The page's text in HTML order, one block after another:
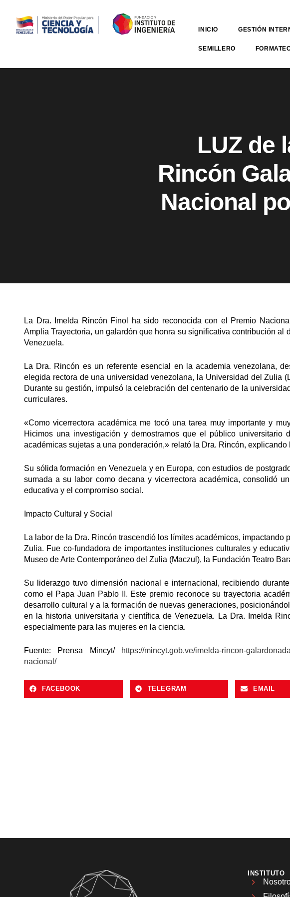
INICIO GESTIÓN
SEMILLERO
LUZ de
Rincón
Nacional
La Dra. Imelda Rincón Finol ha sido reconocida con el Premio
Amplia Trayectoria, un galardón que honra su significativa contribución al
Venezuela.
La Dra. Rincón es un referente esencial en la academia venezolana,
elegida rectora de una universidad venezolana, la Universidad del Zulia
Durante su gestión, impulsó la celebración del centenario de la
curriculares.
«Como vicerrectora académica me tocó una tarea muy importante y
Hicimos una investigación y demostramos que el público universitario
académicas sujetas a una ponderación,» relató la Dra. Rincón,
Su sólida formación en Venezuela y en Europa, con estudios de
sumada a su labor como decana y vicerrectora académica, consolidó
educativa y el compromiso social.
Impacto Cultural y Social
La labor de la Dra. Rincón trascendió los límites académicos, impactando
Zulia. Fue co-fundadora de importantes instituciones culturales y
Museo de Arte Contemporáneo del Zulia (Maczul), la Fundación Teatro
Su liderazgo tuvo dimensión nacional e internacional, recibiendo
como el Papa Juan Pablo II. Este premio reconoce su trayectoria
desarrollo cultural y a la formación de nuevas generaciones,
en la historia universitaria y científica de Venezuela. La Dra. Imelda
especialmente para las mujeres en la ciencia.
Fuente: Prensa Mincyt/
https://mincyt.gob.ve/imelda-rincon-
nacional/
FACEBOOK TELEGRAM EMAIL
INSTITUTO